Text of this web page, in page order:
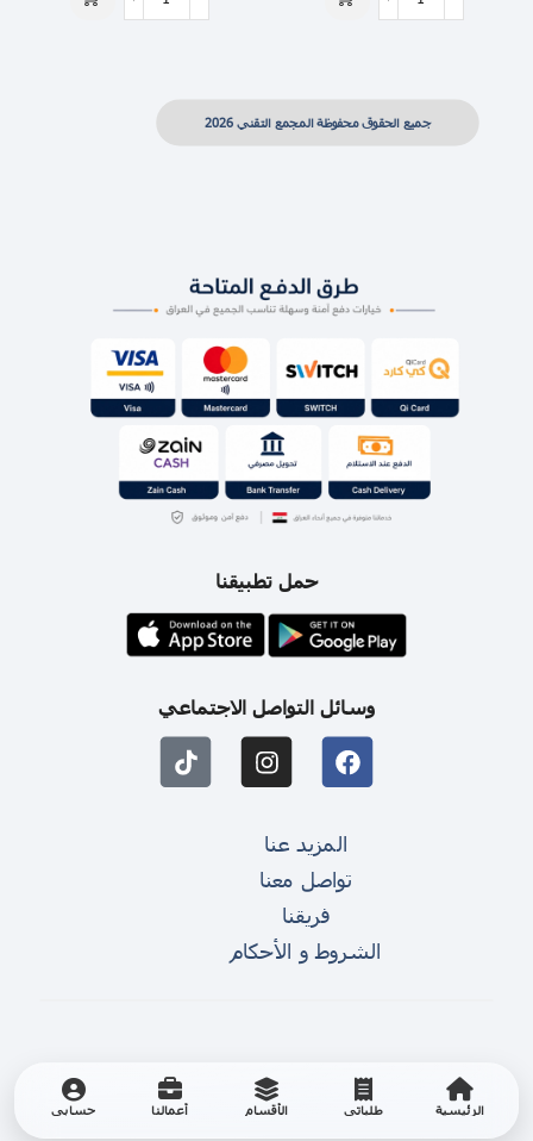
الرئيسية طلباتي الأقسام أعمالنا حسابي
جميع الحقوق محفوظة المجمع التقني 2026
حمل تطبيقنا
وسائل التواصل الاجتماعي
المزيد عنا
تواصل معنا
فريقنا
الشروط و الأحكام